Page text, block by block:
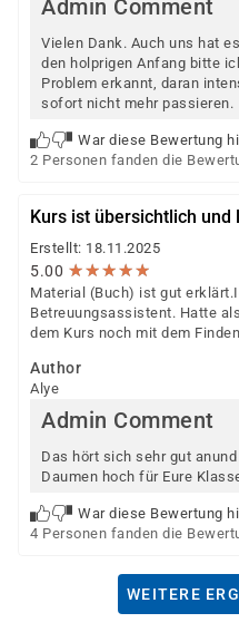
Admin Comment
Vielen Dank. Auch uns hat
den holprigen Anfang bitte
Problem erkannt, daran
sofort nicht mehr passieren.
War diese Bewertung
2 Personen fanden die
Kurs ist übersichtlich und
Erstellt: 18.11.2025
5.00 ★★★★★
★★★★★
Material (Buch) ist gut
Betreuungsassistent. Hatte
dem Kurs noch mit dem
Author
Alye
Admin Comment
Das hört sich sehr gut
Daumen hoch für Eure
War diese Bewertung
4 Personen fanden die
WEITERE